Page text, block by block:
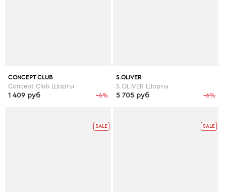
CONCEPT CLUB
Concept Club Шорты
-6%
1 409 руб
S.OLIVER
S.OLIVER Шорты
-6%
5 705 руб
SALE SALE